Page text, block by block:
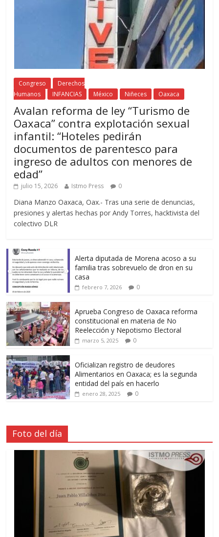
Congreso
Derechos
Humanos
INFANCIAS México Niñeces Oaxaca
Avalan reforma de ley “Turismo de
Oaxaca” contra explotación sexual
infantil: “Hoteles pedirán
documentos de parentesco para
ingreso de adultos con menores de
edad”
julio 15, 2026 Istmo Press 0
Diana Manzo Oaxaca, Oax.- Tras una serie de denuncias,
presiones y alertas hechas por Andy Torres, hacktivista del
colectivo DLR
Alerta diputada de Morena acoso a su
familia tras sobrevuelo de dron en su
casa
febrero 7, 2026 0
Aprueba Congreso de Oaxaca reforma
constitucional en materia de No
Reelección y Nepotismo Electoral
marzo 5, 2025 0
Oficializan registro de deudores
Alimentarios en Oaxaca; es la segunda
entidad del país en hacerlo
enero 28, 2025 0
Foto del día